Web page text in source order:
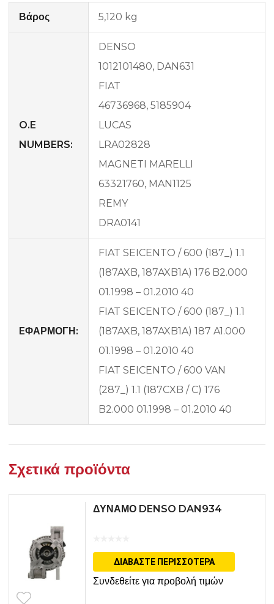
Βάρος 5,120 kg
O.E
NUMBERS:
DENSO
1012101480, DAN631
FIAT
46736968, 5185904
LUCAS
LRA02828
MAGNETI MARELLI
63321760, MAN1125
REMY
DRA0141
EΦΑΡΜΟΓΗ:
FIAT SEICENTO / 600 (187_) 1.1
(187AXB, 187AXB1A) 176 B2.000
01.1998 – 01.2010 40
FIAT SEICENTO / 600 (187_) 1.1
(187AXB, 187AXB1A) 187 A1.000
01.1998 – 01.2010 40
FIAT SEICENTO / 600 VAN
(287_) 1.1 (187CXB / C) 176
B2.000 01.1998 – 01.2010 40
Σχετικά προϊόντα
ΔΥΝΑΜΟ DENSO DAN934
ΔΙΑΒΆΣΤΕ ΠΕΡΙΣΣΌΤΕΡΑ
Συνδεθείτε για προβολή τιμών